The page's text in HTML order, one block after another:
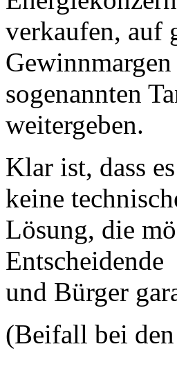
verkaufen, auf
sogenannten
weitergeben.
Klar ist, dass
keine
Lösung, die
und Bürger
(Beifall bei